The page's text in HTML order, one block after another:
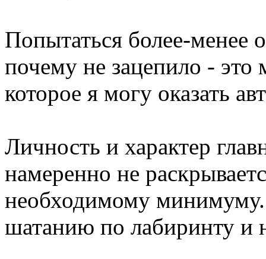
Попытаться более-менее
почему не зацепило -
которое я могу оказать
Личность и характер
намеренно не
необходимому минимуму.
шатанию по лабиринту и